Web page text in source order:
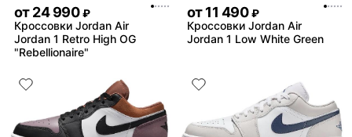
от24 990 ₽
Кроссовки Jordan Air
Jordan 1 Retro High OG
"Rebellionaire"
от11 490 ₽
Кроссовки Jordan Air
Jordan 1 Low White Green